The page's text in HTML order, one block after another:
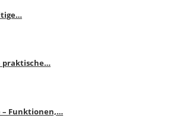
praktische…
– Funktionen,…